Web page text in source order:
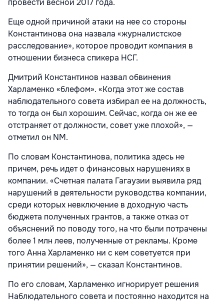
Еще одной причиной атаки на нее со стороны
Константинова она назвала «журналистское
расследование», которое проводит компания в
отношении бизнеса спикера НСГ.
Дмитрий Константинов назвал обвинения
Харламенко «блефом». «Когда этот же состав
наблюдательного совета избирал ее на должность,
то тогда он был хорошим. Сейчас, когда он же ее
отстраняет от должности, совет уже плохой», —
отметил он NM.
По словам Константинова, политика здесь не
причем, речь идет о финансовых нарушениях в
компании. «Счетная палата Гагаузии выявила ряд
нарушений в деятельности руководства компании,
среди которых невключение в доходную часть
бюджета полученных грантов, а также отказ от
объяснений по поводу того, на что были потрачены
более 1 млн леев, полученные от рекламы. Кроме
того Анна Харламенко ни с кем советуется при
принятии решений», — сказал Константинов.
По его словам, Харламенко игнорирует решения
Наблюдательного совета и постоянно находится на